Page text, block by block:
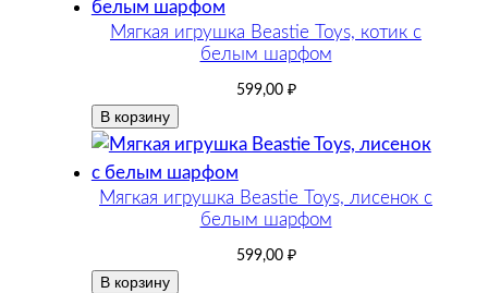
Мягкая игрушка Beastie Toys, котик с
белым шарфом
599,00 ₽
В корзину
Мягкая игрушка Beastie Toys, лисенок с
белым шарфом
599,00 ₽
В корзину